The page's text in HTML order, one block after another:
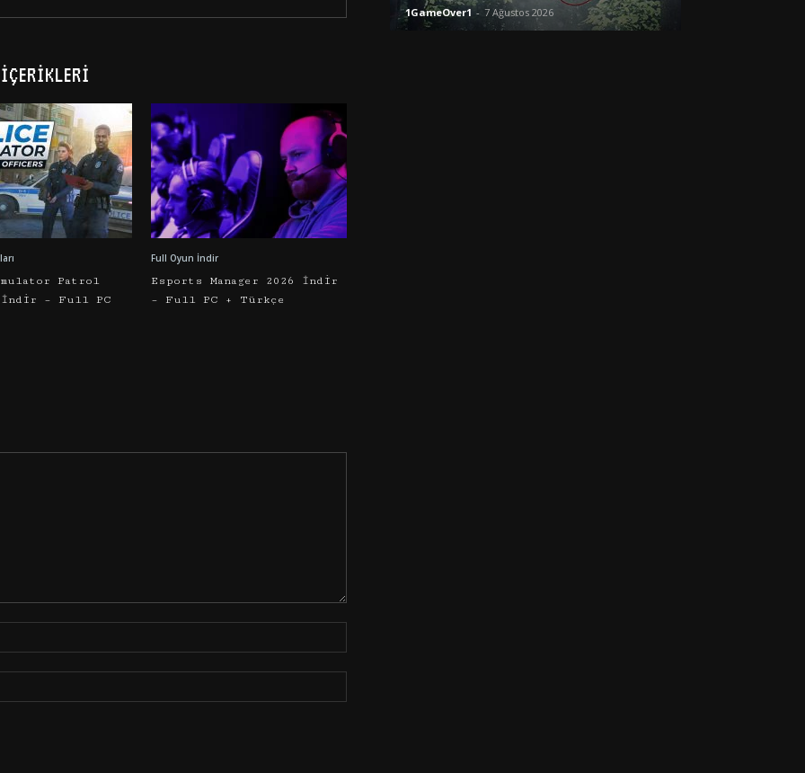
Patrol
– Full PC
Full Oyun İndir
Esports Manager 2026 İndir
– Full PC + Türkçe
1GameOver1 - 7 Ağustos 2026